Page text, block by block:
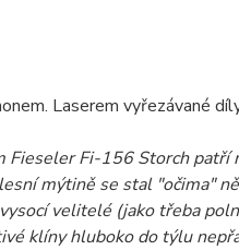
Laserem vyřezávané
Fieseler Fi-156 Storch patří
mýtině se stal "očima"
velitelé (jako třeba
klíny hluboko do týlu